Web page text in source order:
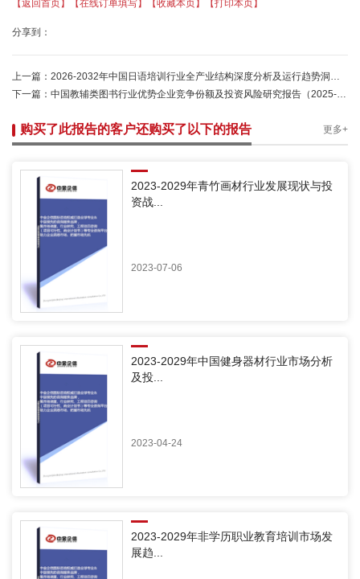
【返回首页】 【在线订单填写】 【收藏本页】 【打印本页】
分享到：
上一篇： 2026-2032年中国日语培训行业全产业结构深度分析及运行趋势洞察报告-中金企信发布
下一篇： 中国教辅类图书行业优势企业竞争份额及投资风险研究报告（2025-2031）-中金企信发布
购买了此报告的客户还购买了以下的报告 更多+
2023-2029年青竹画材行业发展现状与投
资战...
2023-07-06
2023-2029年中国健身器材行业市场分析
及投...
2023-04-24
2023-2029年非学历职业教育培训市场发
展趋...